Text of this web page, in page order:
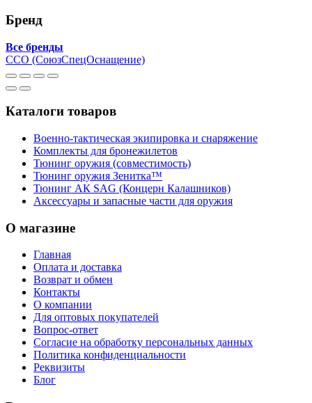
Бренд
Все бренды
ССО (СоюзСпецОснащение)
Каталоги товаров
Военно-тактическая экипировка и снаряжение
Комплекты для бронежилетов
Тюнинг оружия (совместимость)
Тюнинг оружия Зенитка™
Тюнинг АК SAG (Концерн Калашников)
Аксессуары и запасные части для оружия
О магазине
Главная
Оплата и доставка
Возврат и обмен
Контакты
О компании
Для оптовых покупателей
Вопрос-ответ
Согласие на обработку персональных данных
Политика конфиденциальности
Реквизиты
Блог